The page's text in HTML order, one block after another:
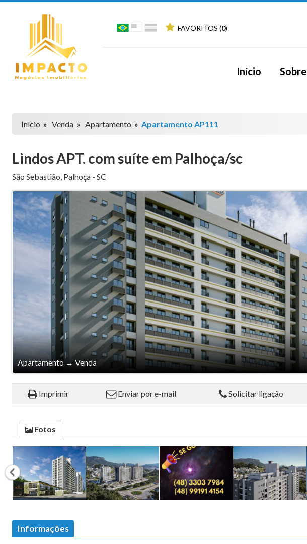
FAVORITOS (0)
Início Sobre
Início » Venda » Apartamento » Apartamento AP111
Lindos APT. com suíte em Palhoça/sc
São Sebastião, Palhoça - SC
Apartamento→ Venda
Imprimir Enviar por e-mail Solicitar ligação
Fotos
Informações